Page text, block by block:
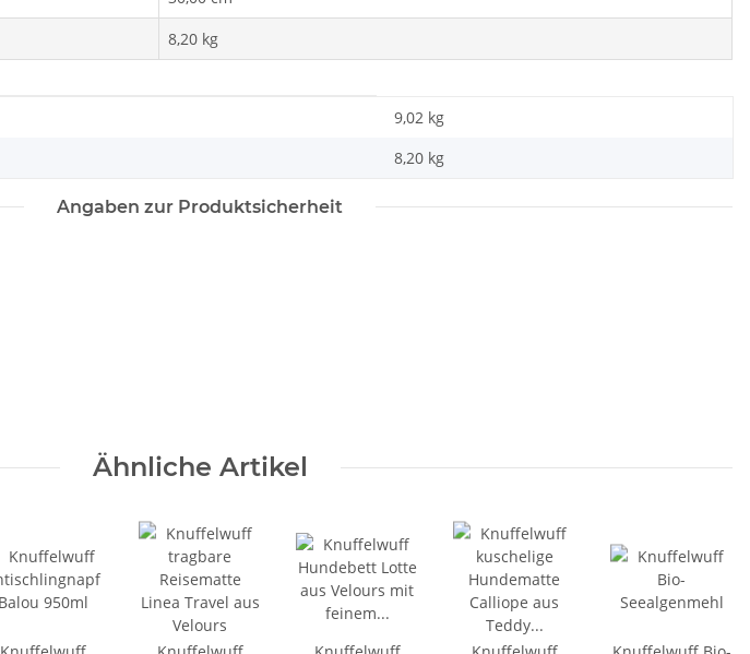
8,20 kg
9,02 kg
8,20 kg
Angaben zur Produktsicherheit
Ähnliche Artikel